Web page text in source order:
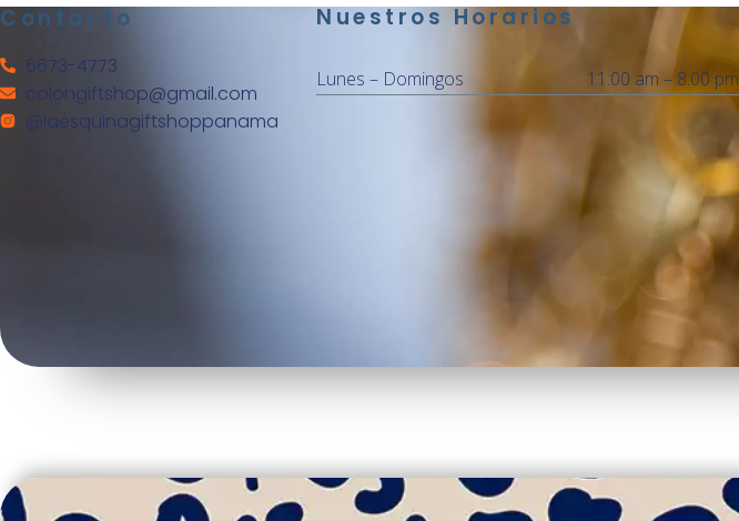
Contacto
6673-4773
colongiftshop@gmail.com
@laesquinagiftshoppanama
Nuestros Horarios
Lunes – Domingos 11:00 am – 8:00 pm